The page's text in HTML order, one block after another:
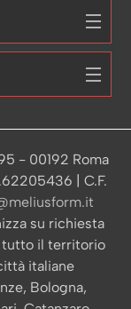
- 00192 Roma
| C.F.
su richiesta
tutto il territorio
italiane
Bologna,